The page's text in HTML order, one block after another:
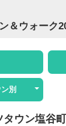
＆ウォーク
別
タウン塩谷